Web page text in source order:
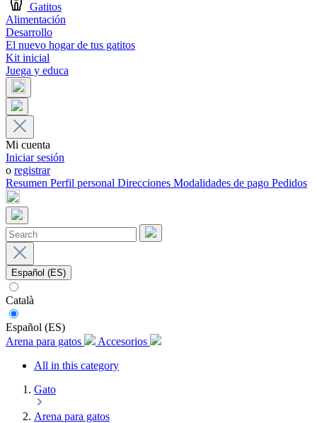
Gatitos
Alimentación
Desarrollo
El nuevo hogar de tus gatitos
Kit inicial
Juega y educa
Mi cuenta
Iniciar sesión
o registrar
Resumen Perfil personal Direcciones Modalidades de pago Pedidos
Español (ES)
Català
Español (ES)
Arena para gatos
Accesorios
All in this category
Gato
Arena para gatos